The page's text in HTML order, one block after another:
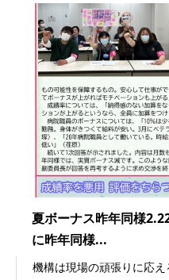
夏ボーナス昨年同様
に昨年同様...
機構は現場の頑張りに応